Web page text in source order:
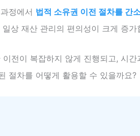
정에서 법적 소유권 이전 절차를 간
상 재산 관리의 편의성이 크게 증가
전이 복잡하지 않게 진행되고, 시
절차를 어떻게 활용할 수 있을까요?